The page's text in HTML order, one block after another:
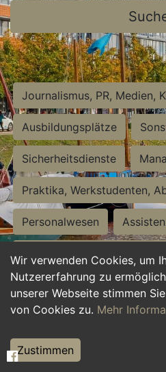
Wir verwenden Cookies, um
Nutzererfahrung zu
unserer Webseite stimmen
von Cookies zu. Mehr
Zustimmen
Journalismus, PR, Medien,
Ausbildungsplätze
Sicherheitsdienste
Praktika, Werkstudenten,
Personalwesen
Hilfskräfte, Aushilfs- und
Einkauf, Logistik,
Weiterbildung, Studium,
Tourismus